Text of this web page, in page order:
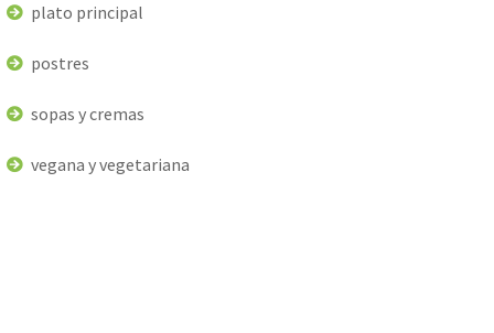
plato principal
postres
sopas y cremas
vegana y vegetariana